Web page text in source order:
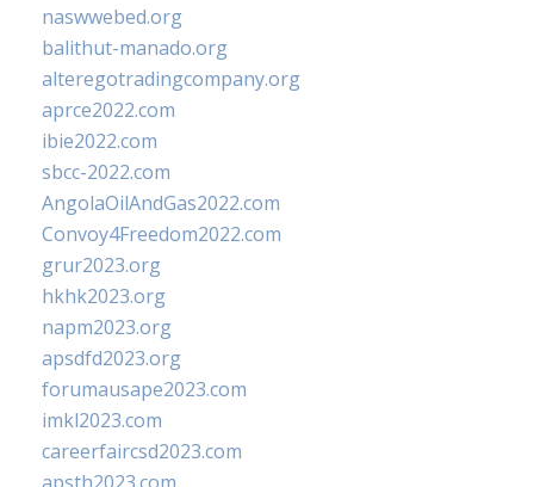
naswwebed.org
balithut-manado.org
alteregotradingcompany.org
aprce2022.com
ibie2022.com
sbcc-2022.com
AngolaOilAndGas2022.com
Convoy4Freedom2022.com
grur2023.org
hkhk2023.org
napm2023.org
apsdfd2023.org
forumausape2023.com
imkl2023.com
careerfaircsd2023.com